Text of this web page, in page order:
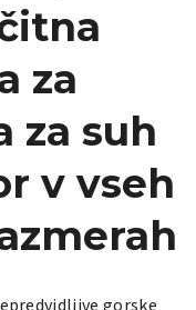
za
za suh
v vseh